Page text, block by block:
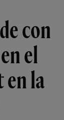
con
el
la